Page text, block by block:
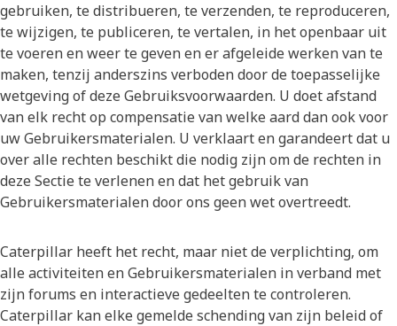
gebruiken, te distribueren, te verzenden, te reproduceren,
te wijzigen, te publiceren, te vertalen, in het openbaar uit
te voeren en weer te geven en er afgeleide werken van te
maken, tenzij anderszins verboden door de toepasselijke
wetgeving of deze Gebruiksvoorwaarden. U doet afstand
van elk recht op compensatie van welke aard dan ook voor
uw Gebruikersmaterialen. U verklaart en garandeert dat u
over alle rechten beschikt die nodig zijn om de rechten in
deze Sectie te verlenen en dat het gebruik van
Gebruikersmaterialen door ons geen wet overtreedt.
Caterpillar heeft het recht, maar niet de verplichting, om
alle activiteiten en Gebruikersmaterialen in verband met
zijn forums en interactieve gedeelten te controleren.
Caterpillar kan elke gemelde schending van zijn beleid of